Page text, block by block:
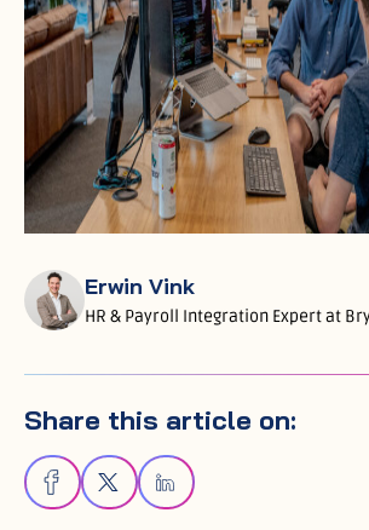
Erwin Vink
HR & Payroll Integration Expert at
Share this article on: